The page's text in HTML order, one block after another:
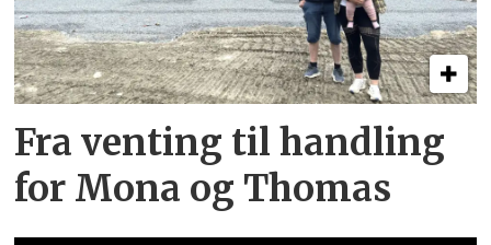
Fra venting til handling
for Mona og Thomas